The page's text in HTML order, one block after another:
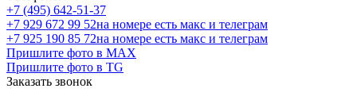
+7 (495) 642-51-37
+7 929 672 99 52на номере есть макс и телеграм
+7 925 190 85 72на номере есть макс и телеграм
Пришлите фото в MAX
Пришлите фото в TG
Заказать звонок